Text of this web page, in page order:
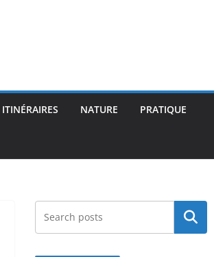
ITINÉRAIRES NATURE PRATIQUE
Rechercher